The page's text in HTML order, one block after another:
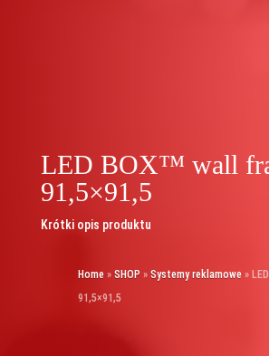
LED BOX™ wall
91,5×91,5
Krótki opis produktu
Home » SHOP » Systemy reklamowe »
91,5×91,5